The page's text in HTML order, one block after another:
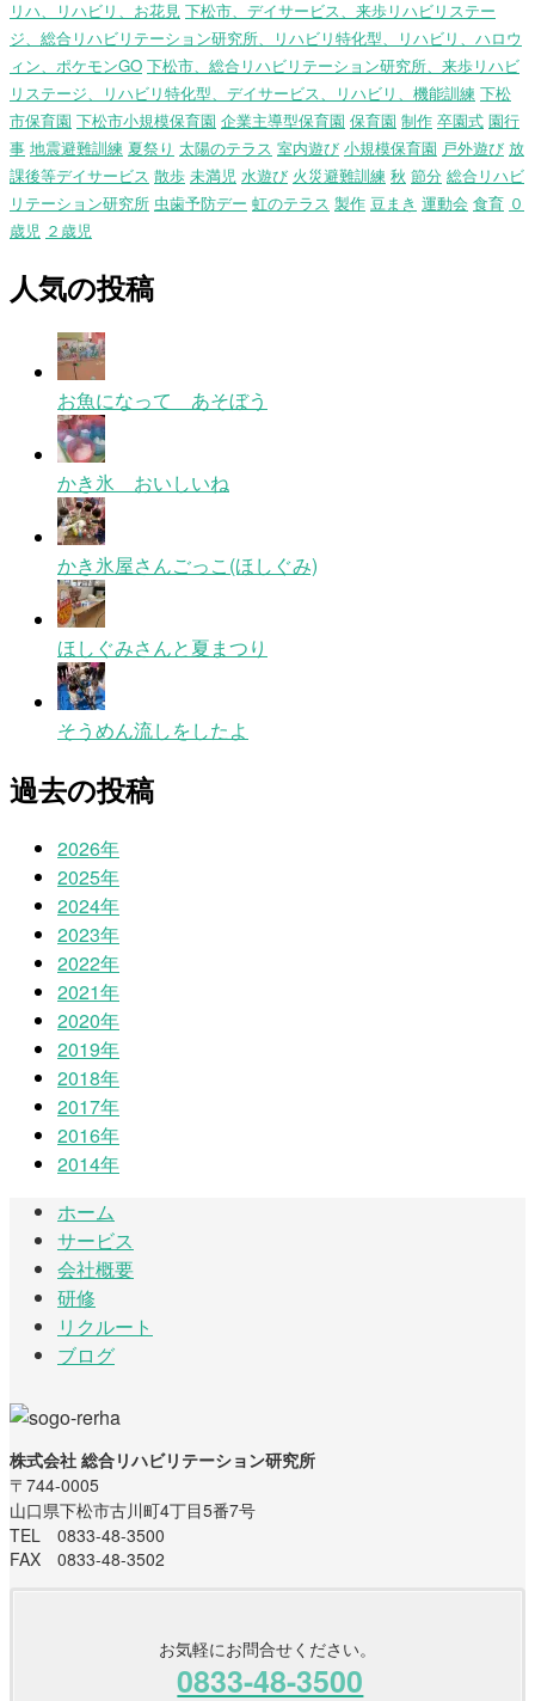
リハ、リハビリ、お花見 下松市、デイサービス、来歩リハビリステー
ジ、総合リハビリテーション研究所、リハビリ特化型、リハビリ、ハロウ
ィン、ポケモンGO 下松市、総合リハビリテーション研究所、来歩リハビ
リステージ、リハビリ特化型、デイサービス、リハビリ、機能訓練 下松
市保育園 下松市小規模保育園 企業主導型保育園 保育園 制作 卒園式 園行
事 地震避難訓練 夏祭り 太陽のテラス 室内遊び 小規模保育園 戸外遊び 放
課後等デイサービス 散歩 未満児 水遊び 火災避難訓練 秋 節分 総合リハビ
リテーション研究所 虫歯予防デー 虹のテラス 製作 豆まき 運動会 食育 ０
歳児 ２歳児
人気の投稿
お魚になって あそぼう
かき氷 おいしいね
かき氷屋さんごっこ(ほしぐみ)
ほしぐみさんと夏まつり
そうめん流しをしたよ
過去の投稿
2026年
2025年
2024年
2023年
2022年
2021年
2020年
2019年
2018年
2017年
2016年
2014年
ホーム
サービス
会社概要
研修
リクルート
ブログ
株式会社 総合リハビリテーション研究所
〒744-0005
山口県下松市古川町4丁目5番7号
TEL 0833-48-3500
FAX 0833-48-3502
お気軽にお問合せください。
0833-48-3500